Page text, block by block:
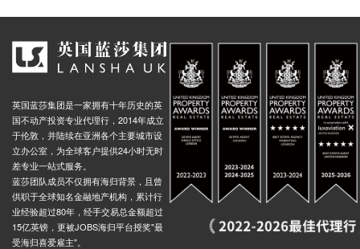
英国蓝莎集团是一家拥有十年历史的英
国不动产投资专业代理行，2014年成立
于伦敦，并陆续在亚洲各个主要城市设
立办公室，为全球客户提供24小时无时
差专业一站式服务。
蓝莎团队成员不仅拥有海归背景，且曾
供职于全球知名金融地产机构，累计行
业经验超过80年，经手交易总金额超过
15亿英镑，更被JOBS海归平台授奖"最
受海归喜爱雇主"。